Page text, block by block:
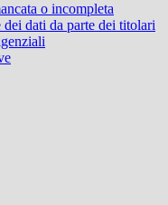
o incompleta
dati da parte dei titolari